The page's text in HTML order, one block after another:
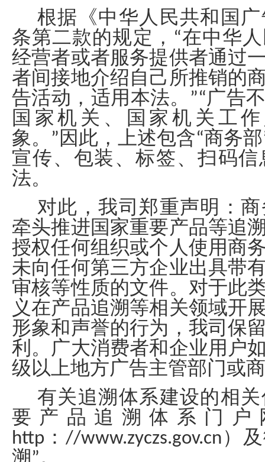
根据《中华人民共和国
条第二款的规定，“在中华
经营者或者服务提供者通过
者间接地介绍自己所推销的
告活动，适用本法。”“广告
国家机关、国家机关工
象。”因此，上述包含“商务
宣传、包装、标签、扫码
法。
对此，我司郑重声明：
牵头推进国家重要产品等追
授权任何组织或个人使用商
未向任何第三方企业出具带
审核等性质的文件。对于此
义在产品追溯等相关领域开
形象和声誉的行为，我司保
利。广大消费者和企业用户
级以上地方广告主管部门或
有关追溯体系建设的相
要产品追溯体系门户
http：//www.zyczs.gov.cn）